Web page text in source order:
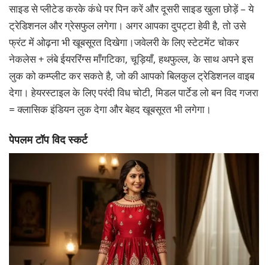
साइड से प्लीटेड करके कंधे पर पिन करें और दूसरी साइड खुला छोड़ें – ये
ट्रेडिशनल और ग्रेसफुल लगेगा। अगर आपका दुपट्टा हेवी है, तो उसे
फ्रंट में ओढ़ना भी खूबसूरत दिखेगा।जवेलरी के लिए स्टेटमेंट चोकर
नेकलेस + लंबे ईयररिंग्स माँगटिका, चूड़ियाँ, हथफुल्ल, के साथ अपने इस
लुक को कम्प्लीट कर सकते है, जो की आपको बिलकुल ट्रेडिशनल वाइब
देगा। हेयरस्टाइल के लिए परंदी विध चोटी, मिडल पार्टेड लो बन विद गजरा
= क्लासिक इंडियन लुक देगा और बेहद खूबसूरत भी लगेगा।
पेपलम टॉप विद स्कर्ट